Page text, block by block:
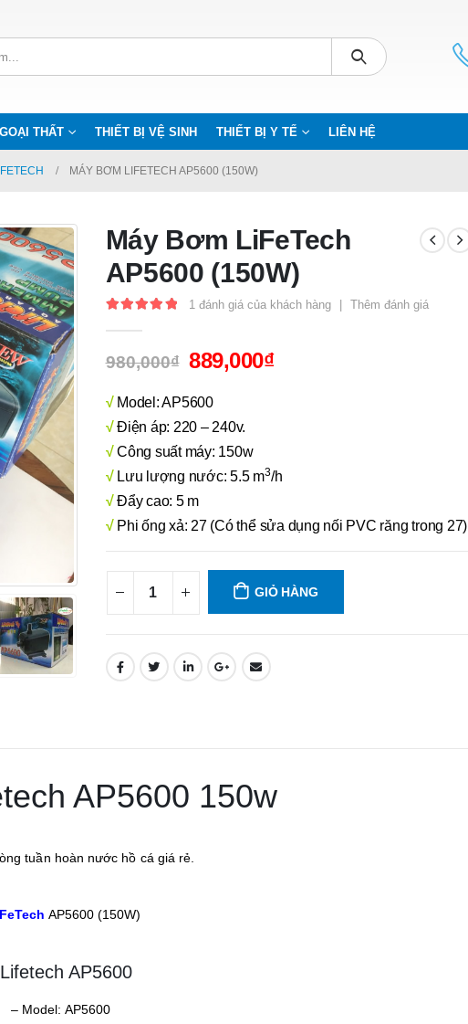
THẤT THIẾT BỊ VỆ SINH THIẾT BỊ Y TẾ LIÊN HỆ
MÁY BƠM LIFETECH AP5600 (150W)
Máy Bơm LiFeTech
AP5600 (150W)
1đánh giá của khách hàng Thêm đánh giá
980,000₫ 889,000₫
√Model: AP5600
√Điện áp: 220 – 240v.
√Công suất máy: 150w
√Lưu lượng nước: 5.5 m3/h
√Đẩy cao: 5 m
√Phi ống xả: 27 (Có thể sửa dụng nối PVC răng trong 27)
GIỎ HÀNG
AP5600 150w
tuần hoàn nước hồ cá giá rẻ.
AP5600 (150W)
AP5600
– Model: AP5600